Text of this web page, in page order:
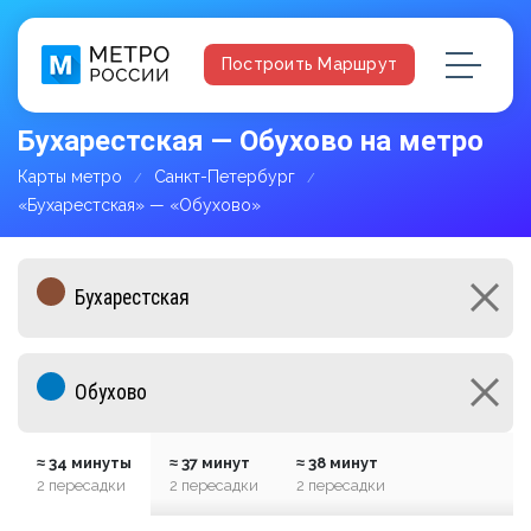
Построить Маршрут
Бухарестская — Обухово на метро
Карты метро
Санкт-Петербург
«Бухарестская» — «Обухово»
≈ 34 минуты
2 пересадки
≈ 37 минут
2 пересадки
≈ 38 минут
2 пересадки